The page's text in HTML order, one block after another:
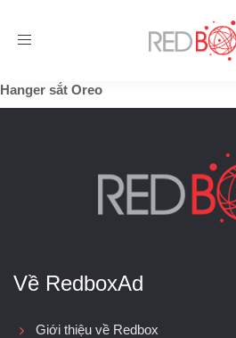
Toggle
Hanger sắt Oreo
Về RedboxAd
Giới thiệu về Redbox